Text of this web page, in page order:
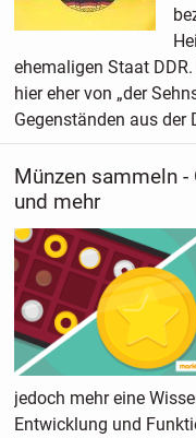
ehemaligen Staat
hier eher von „der
Gegenständen aus der
Münzen sammeln -
und mehr
jedoch mehr eine
Entwicklung und